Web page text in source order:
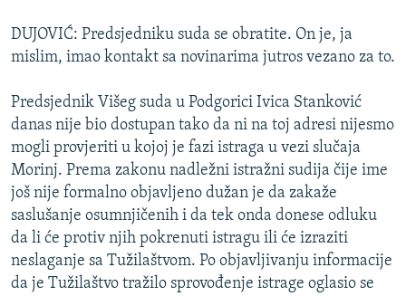
TRI DECENIJE OD RATA U BIH
NASTANAK I RASPAD JUGOSLAVIJE
DUJOVIĆ: Predsjedniku suda se obratite. On je, ja
mislim, imao kontakt sa novinarima jutros vezano za to.
Predsjednik Višeg suda u Podgorici Ivica Stanković
danas nije bio dostupan tako da ni na toj adresi nijesmo
mogli provjeriti u kojoj je fazi istraga u vezi slučaja
Morinj. Prema zakonu nadležni istražni sudija čije ime
još nije formalno objavljeno dužan je da zakaže
saslušanje osumnjičenih i da tek onda donese odluku
da li će protiv njih pokrenuti istragu ili će izraziti
neslaganje sa Tužilaštvom. Po objavljivanju informacije
da je Tužilaštvo tražilo sprovođenje istrage oglasio se